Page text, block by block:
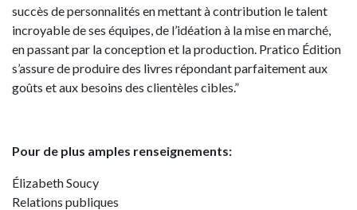
succès de personnalités en mettant à contribution le talent
incroyable de ses équipes, de l’idéation à la mise en marché,
en passant par la conception et la production. Pratico Édition
s’assure de produire des livres répondant parfaitement aux
goûts et aux besoins des clientèles cibles.”
Pour de plus amples renseignements:
Élizabeth Soucy
Relations publiques